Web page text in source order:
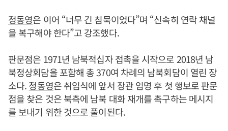
정동영은 이어 “너무 긴 침묵이었다”며 “신속히 연락 채널
을 복구해야 한다”고 강조했다.
판문점은 1971년 남북적십자 접촉을 시작으로 2018년 남
북정상회담을 포함해 총 370여 차례의 남북회담이 열린 장
소다.정동영은 취임식에 앞서 장관 임명 후 첫 행보로 판문
점을 찾은 것은 북측에 남북 대화 재개를 촉구하는 메시지
를 보내기 위한 것으로 풀이된다.